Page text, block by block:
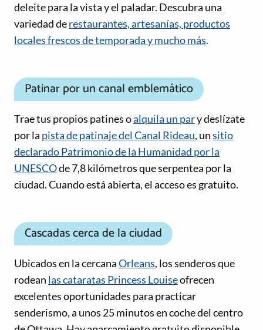
deleite para la vista y el paladar. Descubra una
variedad derestaurantes, artesanías, productos
locales frescos de temporada y mucho más.
Patinar por un canal emblemático
Trae tus propios patines oalquila un pary deslízate
por la pista de patinaje del Canal Rideau, unsitio
declarado Patrimonio de la Humanidad por la
UNESCOde 7,8 kilómetros que serpentea por la
ciudad. Cuando está abierta, el acceso es gratuito.
Cascadas cerca de la ciudad
Ubicados en la cercanaOrleans, los senderos que
rodean las cataratas Princess Louiseofrecen
excelentes oportunidades para practicar
senderismo, a unos 25 minutos en coche del centro